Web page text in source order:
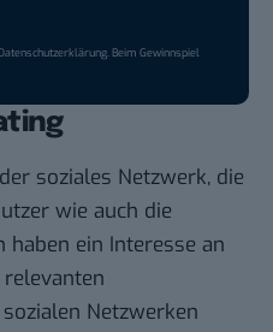
. Beim Gewinnspiel
soziales Netzwerk, die
wie auch die
ein Interesse an
Netzwerken